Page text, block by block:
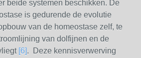
beide systemen beschikken. De
is gedurende de evolutie
van de homeostase zelf, te
van dolfijnen en de
[6]. Deze kennisverwerving